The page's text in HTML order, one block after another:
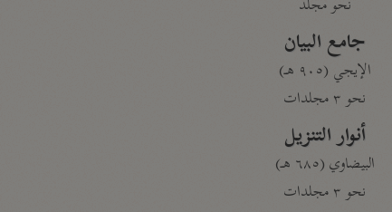
نحو مجلد
جامع البيان
الإيجي (٩٠٥ هـ)
نحو ٣ مجلدات
أنوار التنزيل
البيضاوي (٦٨٥ هـ)
نحو ٣ مجلدات